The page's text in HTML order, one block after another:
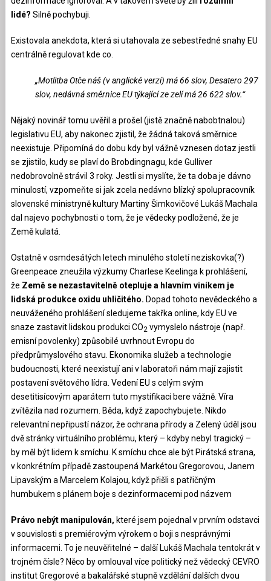
lidé? Silně pochybuji.
Existovala anekdota, která si utahovala ze sebestředné snahy EU
centrálně regulovat kde co.
„Motlitba Otče náš (v anglické verzi) má 66 slov, Desatero 297
slov, nedávná směrnice EU týkající ze zelí má 26 622 slov.“
Nějaký novinář tomu uvěřil a prošel (jistě značně nabobtnalou)
legislativu EU, aby nakonec zjistil, že žádná taková směrnice
neexistuje. Připomíná do dobu kdy byl vážně vznesen dotaz jestli
se zjistilo, kudy se plaví do Brobdingnagu, kde Gulliver
nedobrovolně strávil 3 roky. Jestli si myslíte, že ta doba je dávno
minulostí, vzpomeňte si jak zcela nedávno blízký spolupracovník
slovenské ministryně kultury Martiny Šimkovičové Lukáš Machala
dal najevo pochybnosti o tom, že je vědecky podložené, že je
Země kulatá.
Ostatně v osmdesátých letech minulého století neziskovka(?)
Greenpeace zneužila výzkumy Charlese Keelinga k prohlášení,
že Země se nezastavitelně otepluje a hlavním viníkem je
lidská produkce oxidu uhličitého. Dopad tohoto nevědeckého a
neuváženého prohlášení sledujeme takřka online, kdy EU ve
snaze zastavit lidskou produkci CO2 vymyslelo nástroje (např.
emisní povolenky) způsobilé uvrhnout Evropu do
předprůmyslového stavu. Ekonomika služeb a technologie
budoucnosti, které neexistují ani v laboratoři nám mají zajistit
postavení světového lídra. Vedení EU s celým svým
desetitisícovým aparátem tuto mystifikaci bere vážně. Víra
zvítězila nad rozumem. Běda, když zapochybujete. Nikdo
relevantní nepřipustí názor, že ochrana přírody a Zelený úděl jsou
dvě stránky virtuálního problému, který – kdyby nebyl tragický –
by měl být lidem k smíchu. K smíchu chce ale být Pirátská strana,
v konkrétním případě zastoupená Markétou Gregorovou, Janem
Lipavským a Marcelem Kolajou, když přišli s patřičným
humbukem s plánem boje s dezinformacemi pod názvem
Právo nebýt manipulován, které jsem pojednal v prvním odstavci
v souvislosti s premiérovým výrokem o boji s nesprávnými
informacemi. To je neuvěřitelné – další Lukáš Machala tentokrát v
trojném čísle? Něco by omlouval více politický než vědecký CEVRO
institut Gregorové a bakalářské stupně vzdělání dalších dvou